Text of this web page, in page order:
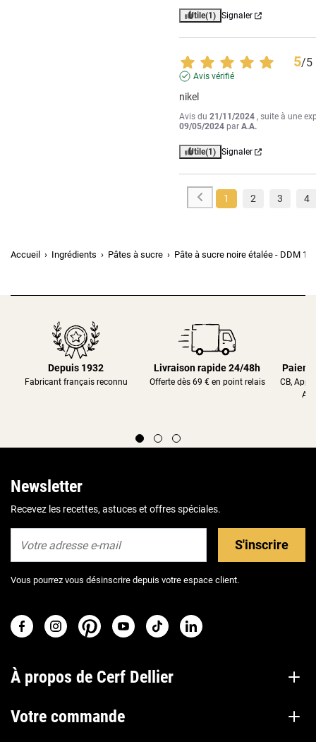
Utile(1) Signaler
5/5
Avis vérifié
nikel
Avis du21/11/2024 , suite à une
09/05/2024 parA.A.
Utile(1) Signaler
1 2 3 4
Accueil Ingrédients Pâtes à sucre Pâte à sucre noire étalée - DDM
Depuis 1932
Fabricant français reconnu
Livraison rapide 24/48h
Offerte dès 69 € en point relais
CB,
Newsletter
Recevez les recettes, astuces et offres spéciales.
S'inscrire
Vous pourrez vous désinscrire depuis votre espace client.
À propos de Cerf Dellier
Votre commande